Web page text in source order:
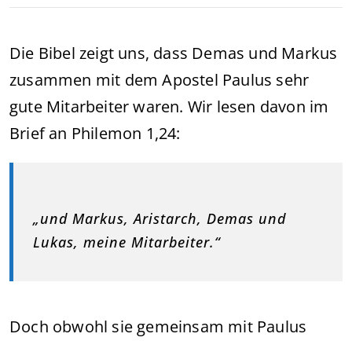
Die Bibel zeigt uns, dass Demas und Markus
zusammen mit dem Apostel Paulus sehr
gute Mitarbeiter waren. Wir lesen davon im
Brief an Philemon 1,24:
„und Markus, Aristarch, Demas und
Lukas, meine Mitarbeiter.“
Doch obwohl sie gemeinsam mit Paulus